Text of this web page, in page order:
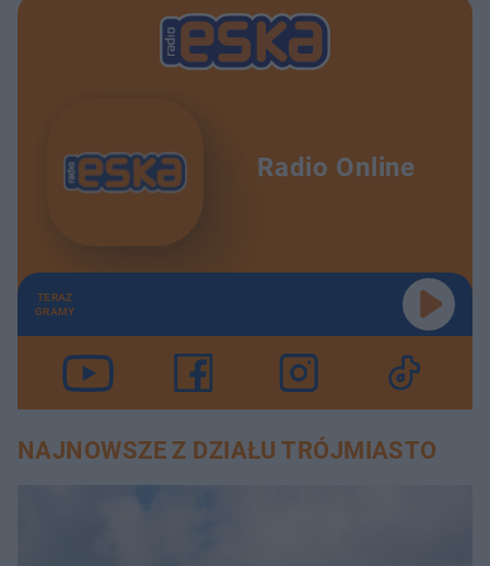
Radio Online
TERAZ
GRAMY
NAJNOWSZE Z DZIAŁU TRÓJMIASTO